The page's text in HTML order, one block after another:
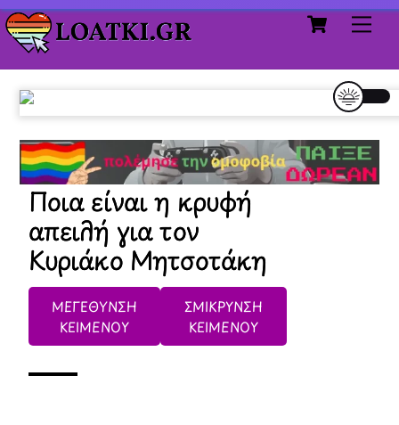
Skip
to
content
Cart
Ποια είναι η κρυφή
απειλή για τον
Κυριάκο Μητσοτάκη
ΜΕΓΕΘΥΝΣΗ
ΚΕΙΜΕΝΟΥ
ΣΜΙΚΡΥΝΣΗ
ΚΕΙΜΕΝΟΥ